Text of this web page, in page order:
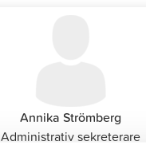
Annika Strömberg
Administrativ sekreterare